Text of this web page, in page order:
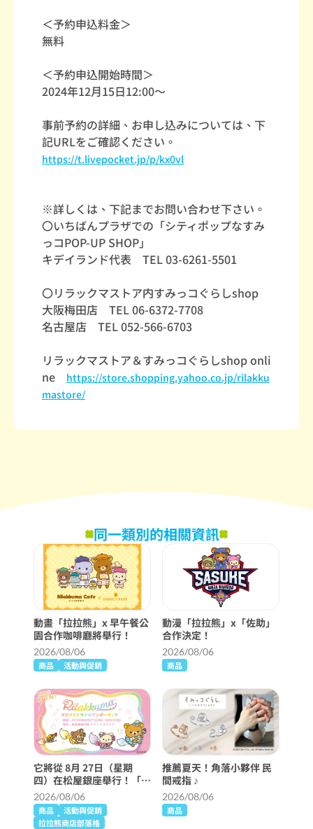
＜予約申込料金＞
無料
＜予約申込開始時間＞
2024年12月15日12:00～
事前予約の詳細、お申し込みについては、下
記URLをご確認ください。
https://t.livepocket.jp/p/kx0vl
※詳しくは、下記までお問い合わせ下さい。
〇いちばんプラザでの「シティポップなすみ
っコPOP-UP SHOP」
キデイランド代表 TEL 03-6261-5501
〇リラックマストア内すみっコぐらしshop
大阪梅田店 TEL 06-6372-7708
名古屋店 TEL 052-566-6703
リラックマストア＆すみっコぐらしshop onli
ne
https://store.shopping.yahoo.co.jp/rilakku
mastore/
同一類別的相關資訊
動畫「拉拉熊」x 早午餐公
園合作咖啡廳將舉行！
2026/08/06
商品 活動與促銷
動漫「拉拉熊」x「佐助」
合作決定！
2026/08/06
商品
它將從 8月 27日（星期
四）在松屋銀座舉行！「麥
克奇蹟仙境」詳細信息 ♪
2026/08/06
商品
活動與促銷
拉拉熊商店部落格
推薦夏天！角落小夥伴 民
間戒指 ♪
2026/08/06
商品